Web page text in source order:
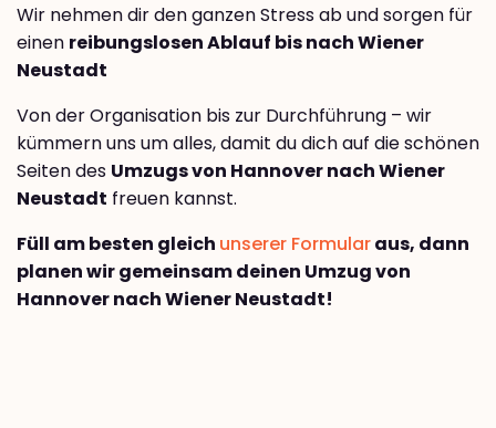
Wir nehmen dir den ganzen Stress ab und sorgen für
einen reibungslosen Ablauf bis nach Wiener
Neustadt
Von der Organisation bis zur Durchführung – wir
kümmern uns um alles, damit du dich auf die schönen
Seiten des Umzugs von Hannover nach Wiener
Neustadt freuen kannst.
Füll am besten gleich unserer Formularaus, dann
planen wir gemeinsam deinen Umzug von
Hannover nach Wiener Neustadt!